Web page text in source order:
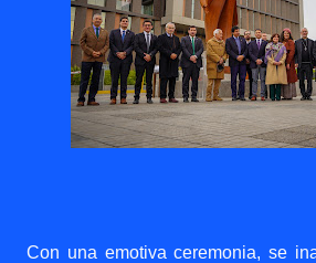
Con una emotiva ceremonia, se